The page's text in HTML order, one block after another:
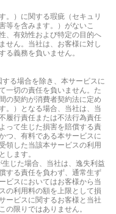
。）に関する瑕疵（セキュリ
等を含みます。）がないこ
、有効性および特定の目的へ
せん。当社は、お客様に対し
義務を負いません。
る場合を除き、本サービスに
一切の責任を負いません。た
の契約が消費者契約法に定め
。）となる場合、当社は、当
履行責任または不法行為責任
って生じた損害を賠償する責
つ、有料である本サービスに
領した当該本サービスの利用
ます。
じた場合、当社は、逸失利益
する責任を負わず、通常生ず
ビスにおいてはお客様から当
の利用料の額を上限として損
ービスに関するお客様と当社
限りではありません。